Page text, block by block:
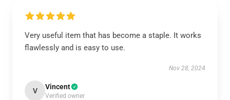
Very useful item that has become a staple. It works
flawlessly and is easy to use.
Nov 28, 2024
V Vincent
Verified owner